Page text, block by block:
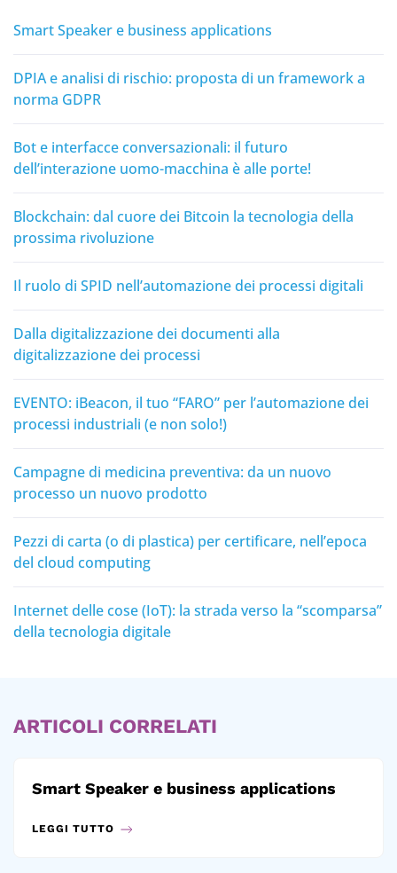
Smart Speaker e business applications
DPIA e analisi di rischio: proposta di un framework a
norma GDPR
Bot e interfacce conversazionali: il futuro
dell’interazione uomo-macchina è alle porte!
Blockchain: dal cuore dei Bitcoin la tecnologia della
prossima rivoluzione
Il ruolo di SPID nell’automazione dei processi digitali
Dalla digitalizzazione dei documenti alla
digitalizzazione dei processi
EVENTO: iBeacon, il tuo “FARO” per l’automazione dei
processi industriali (e non solo!)
Campagne di medicina preventiva: da un nuovo
processo un nuovo prodotto
Pezzi di carta (o di plastica) per certificare, nell’epoca
del cloud computing
Internet delle cose (IoT): la strada verso la “scomparsa”
della tecnologia digitale
ARTICOLI CORRELATI
Smart Speaker e business applications
LEGGI TUTTO